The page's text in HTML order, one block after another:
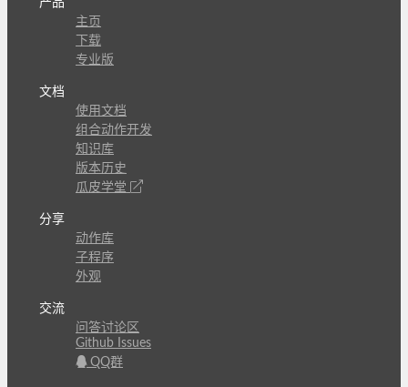
产品
主页
下载
专业版
文档
使用文档
组合动作开发
知识库
版本历史
瓜皮学堂
分享
动作库
子程序
外观
交流
问答讨论区
Github Issues
QQ群